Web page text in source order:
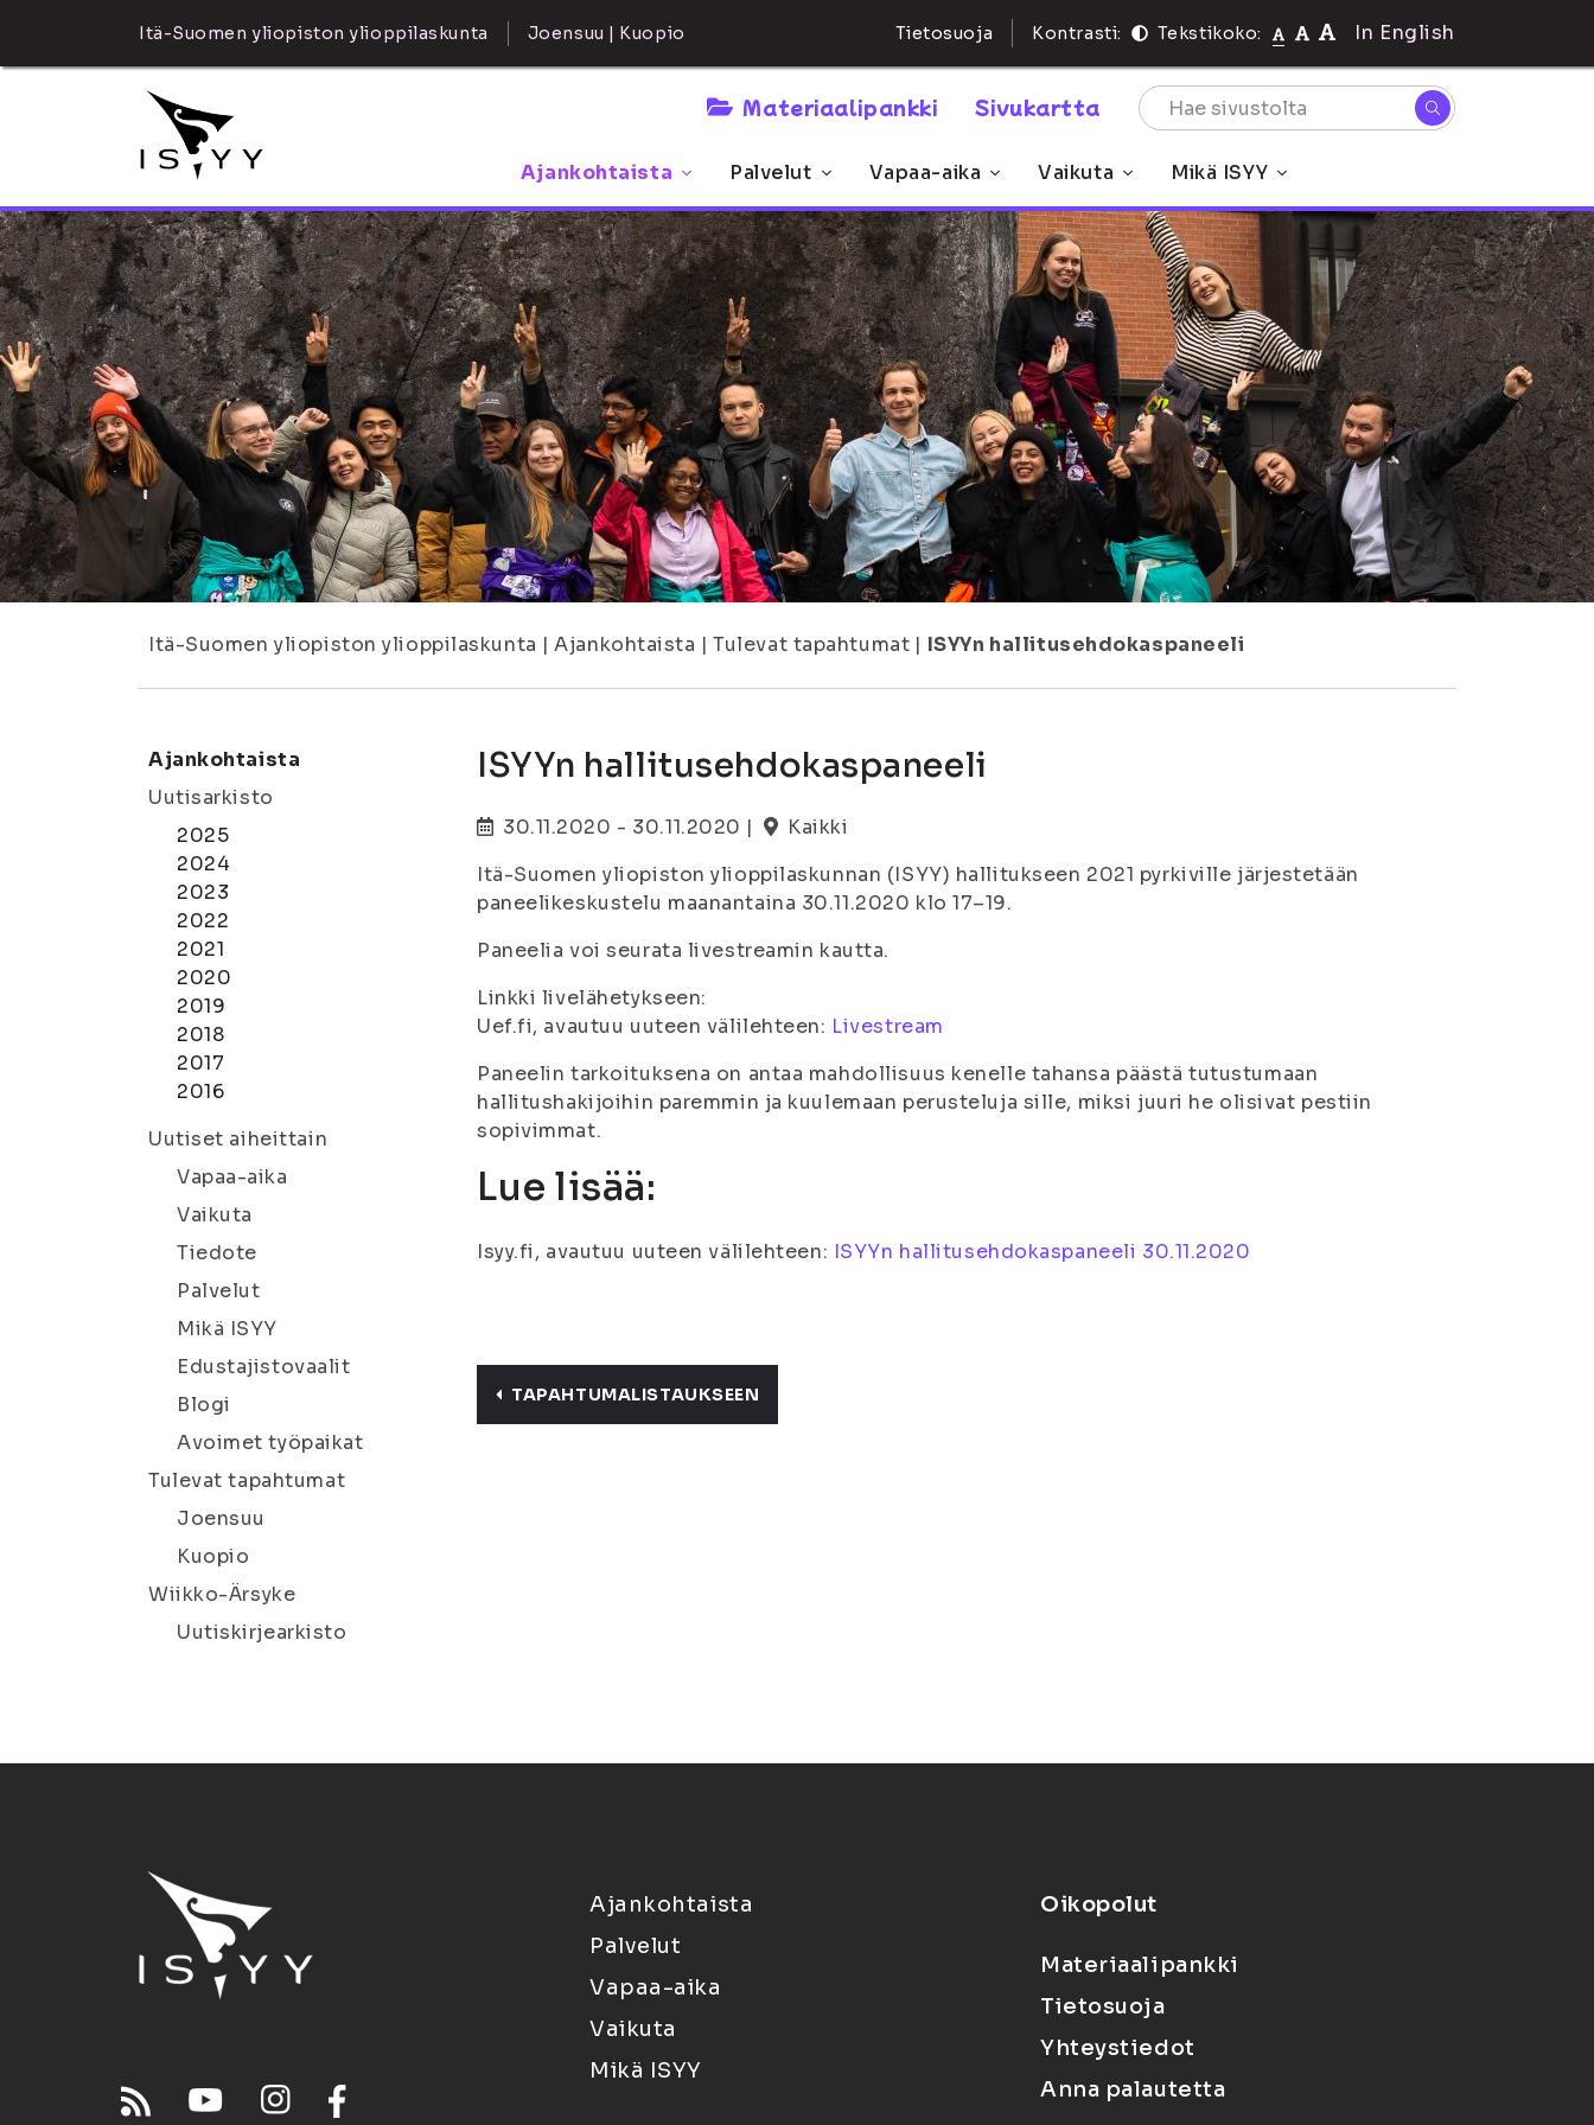
Itä-Suomen yliopiston ylioppilaskunta Joensuu | Kuopio Tietosuoja Kontrasti: Tekstikoko: In English
Materiaalipankki Sivukartta
Ajankohtaista Palvelut Vapaa-aika Vaikuta Mikä ISYY
Itä-Suomen yliopiston ylioppilaskunta | Ajankohtaista | Tulevat tapahtumat | ISYYn hallitusehdokaspaneeli
Ajankohtaista
Uutisarkisto
2025
2024
2023
2022
2021
2020
2019
2018
2017
2016
Uutiset aiheittain
Vapaa-aika
Vaikuta
Tiedote
Palvelut
Mikä ISYY
Edustajistovaalit
Blogi
Avoimet työpaikat
Tulevat tapahtumat
Joensuu
Kuopio
Wiikko-Ärsyke
Uutiskirjearkisto
ISYYn hallitusehdokaspaneeli
30.11.2020 - 30.11.2020 |
Kaikki
Itä-Suomen yliopiston ylioppilaskunnan (ISYY) hallitukseen 2021 pyrkiville järjestetään
paneelikeskustelu maanantaina 30.11.2020 klo 17–19.
Paneelia voi seurata livestreamin kautta.
Linkki livelähetykseen:
Uef.fi, avautuu uuteen välilehteen: Livestream
Paneelin tarkoituksena on antaa mahdollisuus kenelle tahansa päästä tutustumaan
hallitushakijoihin paremmin ja kuulemaan perusteluja sille, miksi juuri he olisivat pestiin
sopivimmat.
Lue lisää:
Isyy.fi, avautuu uuteen välilehteen: ISYYn hallitusehdokaspaneeli 30.11.2020
TAPAHTUMALISTAUKSEEN
Ajankohtaista
Palvelut
Vapaa-aika
Vaikuta
Mikä ISYY
Oikopolut
Materiaalipankki
Tietosuoja
Yhteystiedot
Anna palautetta